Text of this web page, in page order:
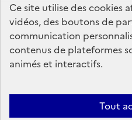
Ce site utilise des cookies
vidéos, des boutons de
communication
contenus de plateformes
animés et interactifs.
Tout
legifrance.gouv.fr
service-public.gouv.fr
Mentions légales